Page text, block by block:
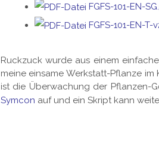
FGFS-101-EN-
FGFS-101-EN-T-
Ruckzuck wurde aus einem
meine einsame Werkstatt-Pflanze
ist die Überwachung der Pflanzen-
Symcon auf und ein Skript kann